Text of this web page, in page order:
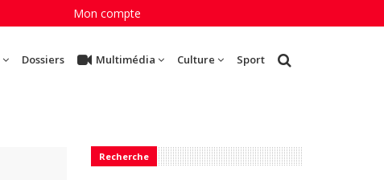
Mon compte
Dossiers Multimédia Culture Sport
Recherche